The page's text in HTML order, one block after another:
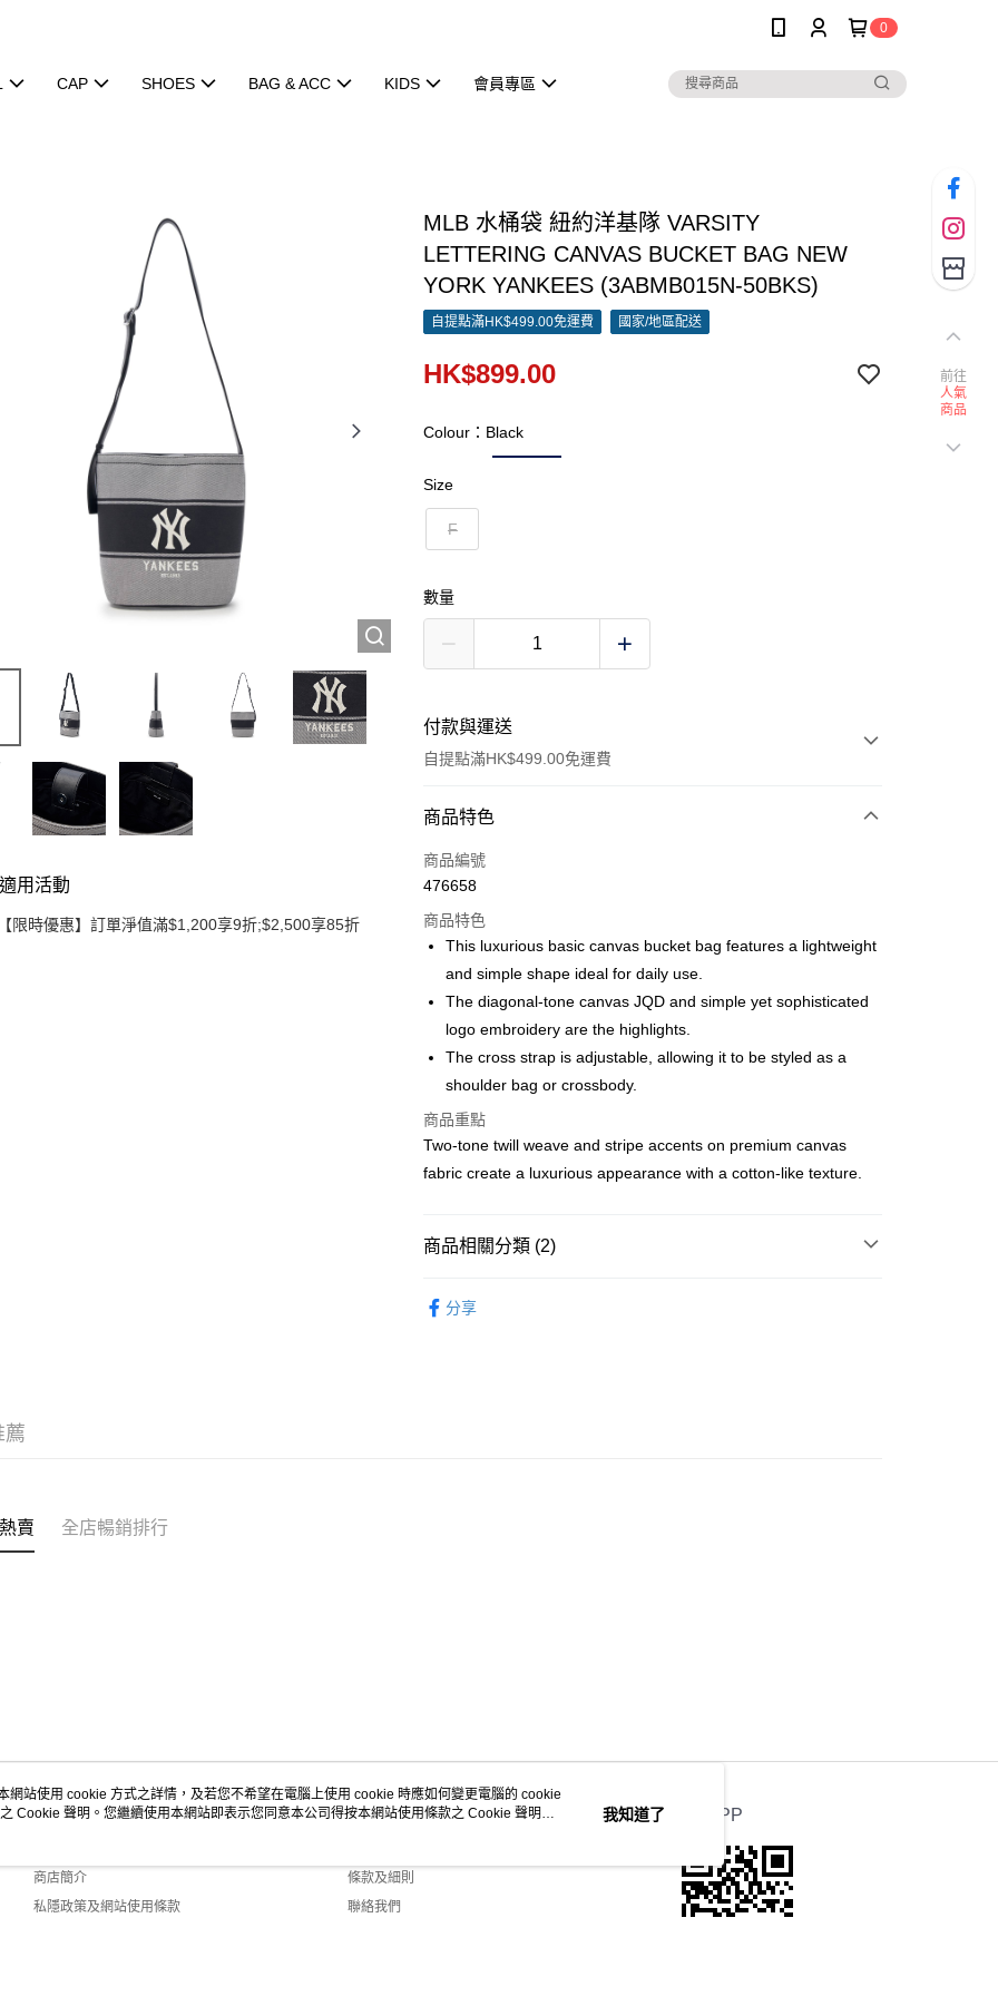
0
CAP SHOES BAG & ACC KIDS 會員專區
用活動
限時優惠】訂單淨值滿$1,200享9折;$2,500享85折
MLB 水桶袋 紐約洋基隊 VARSITY
LETTERING CANVAS BUCKET BAG NEW
YORK YANKEES (3ABMB015N-50BKS)
自提點滿HK$499.00免運費 國家/地區配送
HK$899.00
Colour：Black
Size
F
數量
付款與運送
自提點滿HK$499.00免運費
付款方式
信用卡
Google Pay
AlipayHK
WeChat Pay
送貨方式
每筆HK$50.00，滿HK$499.00或以上免運費
每筆HK$50.00，滿HK$499.00或以上免運費
每筆HK$50.00，滿HK$499.00或以上免運費
商品特色
商品編號
476658
商品特色
This luxurious basic canvas bucket bag features a lightweight
and simple shape ideal for daily use.
The diagonal-tone canvas JQD and simple yet sophisticated
logo embroidery are the highlights.
The cross strap is adjustable, allowing it to be styled as a
shoulder bag or crossbody.
商品重點
Two-tone twill weave and stripe accents on premium canvas
fabric create a luxurious appearance with a cotton-like texture.
商品相關分類 (2)
分享
薦
賣 全店暢銷排行
關於我們
商店簡介
私隱政策及網站使用條款
客戶服務
條款及細則
聯絡我們
官方APP
前往
人氣
商品
網站使用 cookie 方式之詳情，及若您不希望在電腦上使用 cookie 時應如何變更電腦的 cookie
Cookie 聲明。您繼續使用本網站即表示您同意本公司得按本網站使用條款之 Cookie 聲明使
我知道了